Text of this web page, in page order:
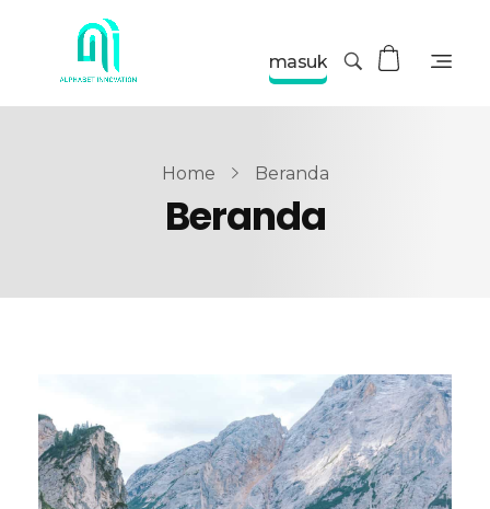
masuk
Home Beranda
Beranda